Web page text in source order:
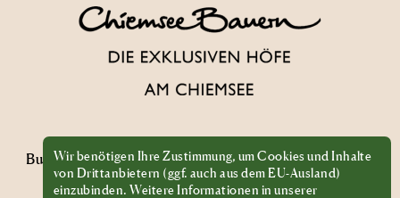
BuchenAnfragenAnreiseFragen?GutscheinePresseJobs
PartnerAGBImpressumDatenschutz
Wir benötigen Ihre Zustimmung, um Cookies und Inhalte
von Drittanbietern (ggf. auch aus dem EU-Ausland)
einzubinden. Weitere Informationen in unserer